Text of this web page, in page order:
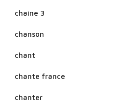
chaine 3
chanson
chant
chante france
chanter